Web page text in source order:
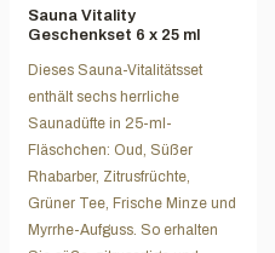
Sauna Vitality
Geschenkset 6 x 25 ml
Dieses Sauna-Vitalitätsset
enthält sechs herrliche
Saunadüfte in 25-ml-
Fläschchen: Oud, Süßer
Rhabarber, Zitrusfrüchte,
Grüner Tee, Frische Minze und
Myrrhe-Aufguss. So erhalten